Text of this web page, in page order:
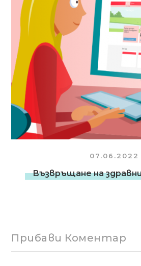
07.06.2022
Възвръщане на
Прибави Коментар